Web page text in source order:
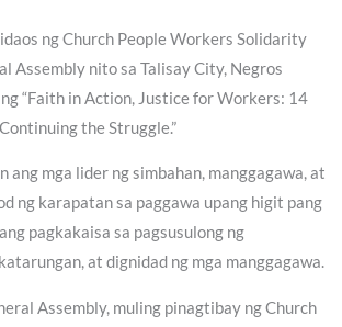
ng Church People Workers Solidarity
Assembly nito sa Talisay City, Negros
“Faith in Action, Justice for Workers: 14
the Struggle.”
ang mga lider ng simbahan, manggagawa, at
ng karapatan sa paggawa upang higit pang
pagkakaisa sa pagsusulong ng
at dignidad ng mga manggagawa.
Assembly, muling pinagtibay ng Church